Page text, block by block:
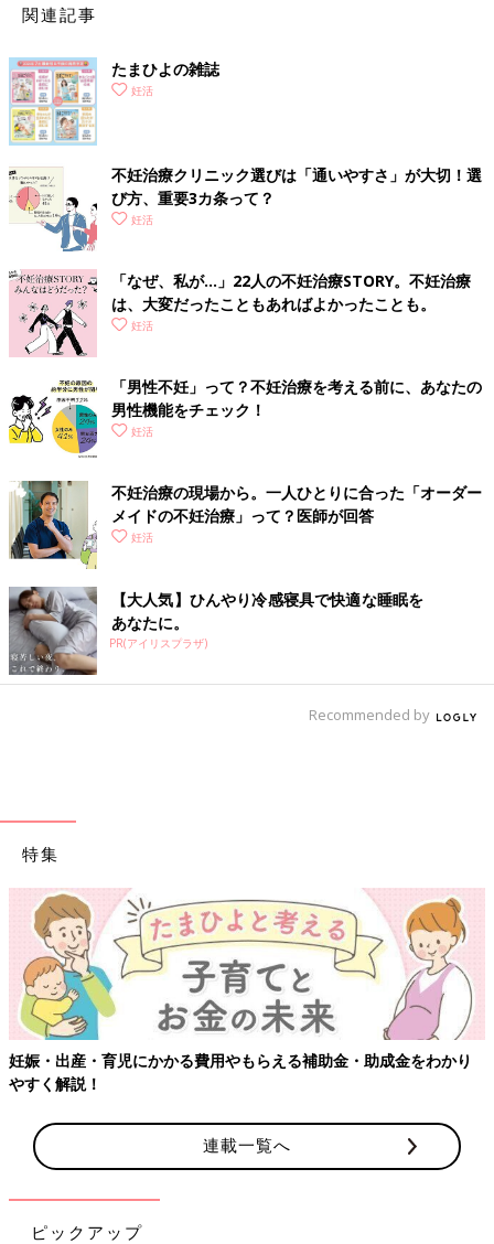
関連記事
たまひよの雑誌
妊活
不妊治療クリニック選びは「通いやすさ」が大切！選
び方、重要3カ条って？
妊活
「なぜ、私が…」22人の不妊治療STORY。不妊治療
は、大変だったこともあればよかったことも。
妊活
「男性不妊」って？不妊治療を考える前に、あなたの
男性機能をチェック！
妊活
不妊治療の現場から。一人ひとりに合った「オーダー
メイドの不妊治療」って？医師が回答
妊活
【大人気】ひんやり冷感寝具で快適な睡眠を
あなたに。
PR(アイリスプラザ)
Recommended by
特集
金をわかり
【ワクチン接種できるものも】妊婦の感染症対策、
連載一覧へ
ピックアップ